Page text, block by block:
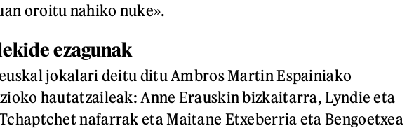
oroitu nahiko nuke».
ezagunak
jokalari deitu ditu Ambros Martin Espainiako
hautatzaileak: Anne Erauskin bizkaitarra, Lyndie eta
nafarrak eta Maitane Etxeberria eta Bengoetxea